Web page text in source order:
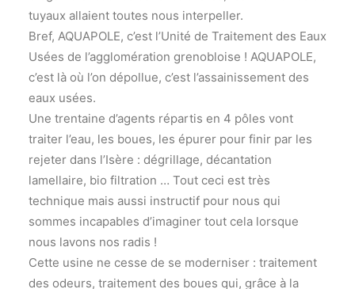
tuyaux allaient toutes nous interpeller.
Bref, AQUAPOLE, c’est l’Unité de Traitement des Eaux
Usées de l’agglomération grenobloise ! AQUAPOLE,
c’est là où l’on dépollue, c’est l’assainissement des
eaux usées.
Une trentaine d’agents répartis en 4 pôles vont
traiter l’eau, les boues, les épurer pour finir par les
rejeter dans l’Isère : dégrillage, décantation
lamellaire, bio filtration … Tout ceci est très
technique mais aussi instructif pour nous qui
sommes incapables d’imaginer tout cela lorsque
nous lavons nos radis !
Cette usine ne cesse de se moderniser : traitement
des odeurs, traitement des boues qui, grâce à la